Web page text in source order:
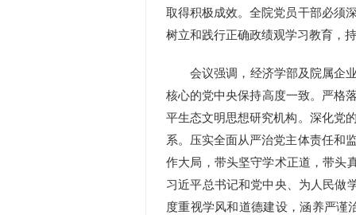
取得积极成效。全院党员干部必须
树立和践行正确政绩观学习教育，
会议强调，经济学部及院属企业
核心的党中央保持高度一致。严格
平生态文明思想研究机构 。深化党
系。压实全面从严治党主体责任和
作大局，带头坚守学术正道，带头
习近平总书记和党中央 、为人民做
度重视学风和道德建设，涵养严谨